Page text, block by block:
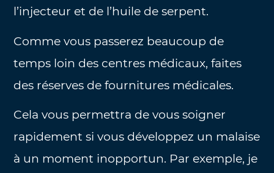
l’injecteur et de l’huile de serpent.
Comme vous passerez beaucoup de
temps loin des centres médicaux, faites
des réserves de fournitures médicales.
Cela vous permettra de vous soigner
rapidement si vous développez un malaise
à un moment inopportun. Par exemple, je